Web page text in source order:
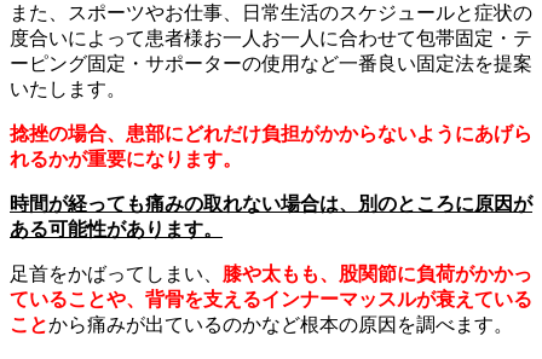
また、スポーツやお仕事、日常生活のスケジュールと症状の
度合いによって患者様お一人お一人に合わせて包帯固定・テ
ーピング固定・サポーターの使用など一番良い固定法を提案
いたします。
捻挫の場合、患部にどれだけ負担がかからないようにあげら
れるかが重要になります。
時間が経っても痛みの取れない場合は、別のところに原因が
ある可能性があります。
足首をかばってしまい、 膝や太もも、股関節に負荷がかかっ
ていることや、背骨を支えるインナーマッスルが衰えている
ことから痛みが出ているのかなど根本の原因を調べます。